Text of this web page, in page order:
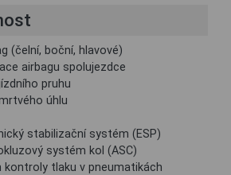
(čelní, boční, hlavové)
airbagu spolujezdce
pruhu
úhlu
stabilizační systém (ESP)
systém kol (ASC)
kontroly tlaku v pneumatikách